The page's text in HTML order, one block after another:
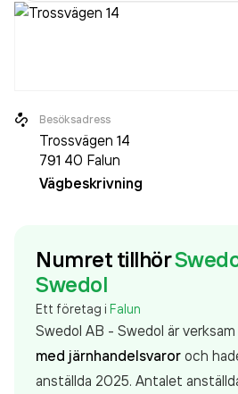
Besöksadress
Trossvägen 14
791 40 Falun
Vägbeskrivning
Numret tillhör
Swedol
Ett företag i Falun
Swedol AB - Swedol är verksam
med järnhandelsvaror och
anställda 2025. Antalet